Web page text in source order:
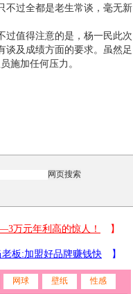
不过全都是老生常谈，毫无新
值得注意的是，杨一民此次
谈及成绩方面的要求。虽然足
施加任何压力。
网球 壁纸 性感